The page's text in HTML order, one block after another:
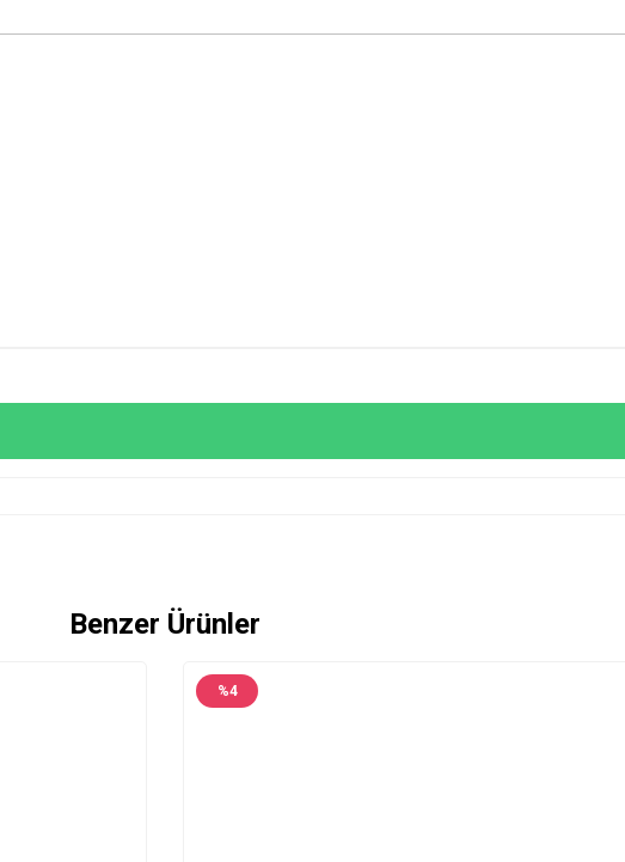
Benzer Ürünler
%4